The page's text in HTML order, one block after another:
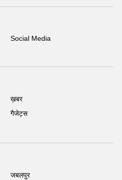
Social Media
ख़बर
गैजेट्स
जबलपुर